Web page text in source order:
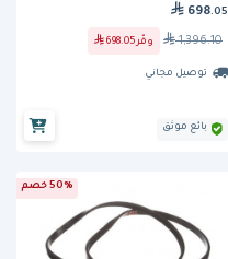
698.05
1,396.10 وفّر 698.05
توصيل مجاني
بائع موثق
50% خصم